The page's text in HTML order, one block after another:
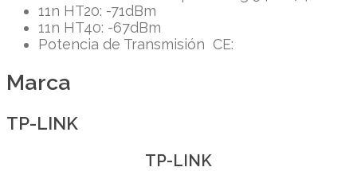
11n HT20: -71dBm
11n HT40: -67dBm
Potencia de Transmisión CE:
Marca
TP-LINK
TP-LINK